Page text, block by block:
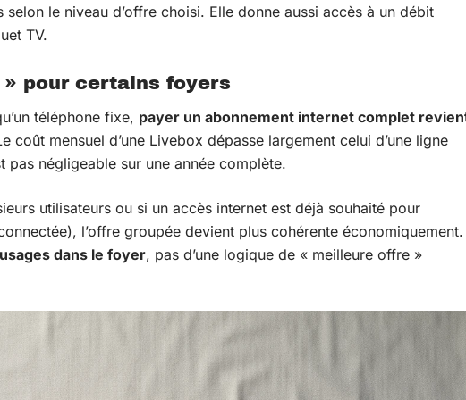
le niveau d’offre choisi. Elle donne aussi accès à un débit
TV.
pour certains foyers
téléphone fixe, payer un abonnement internet complet
coût mensuel d’une Livebox dépasse largement celui d’une ligne
pas négligeable sur une année complète.
utilisateurs ou si un accès internet est déjà souhaité pour
l’offre groupée devient plus cohérente économiquement.
dans le foyer, pas d’une logique de « meilleure offre »